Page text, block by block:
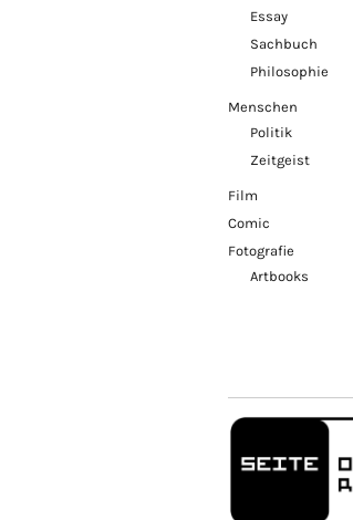
Essay
Sachbuch
Philosophie
Menschen
Politik
Zeitgeist
Film
Comic
Fotografie
Artbooks